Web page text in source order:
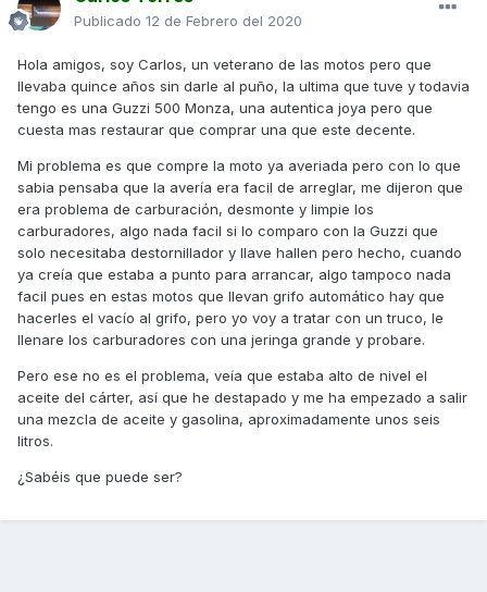
Publicado 12 de Febrero del 2020
Hola amigos, soy Carlos, un veterano de las motos pero que
llevaba quince años sin darle al puño, la ultima que tuve y todavia
tengo es una Guzzi 500 Monza, una autentica joya pero que
cuesta mas restaurar que comprar una que este decente.
Mi problema es que compre la moto ya averiada pero con lo que
sabia pensaba que la avería era facil de arreglar, me dijeron que
era problema de carburación, desmonte y limpie los
carburadores, algo nada facil si lo comparo con la Guzzi que
solo necesitaba destornillador y llave hallen pero hecho, cuando
ya creía que estaba a punto para arrancar, algo tampoco nada
facil pues en estas motos que llevan grifo automático hay que
hacerles el vacío al grifo, pero yo voy a tratar con un truco, le
llenare los carburadores con una jeringa grande y probare.
Pero ese no es el problema, veía que estaba alto de nivel el
aceite del cárter, así que he destapado y me ha empezado a salir
una mezcla de aceite y gasolina, aproximadamente unos seis
litros.
¿Sabéis que puede ser?